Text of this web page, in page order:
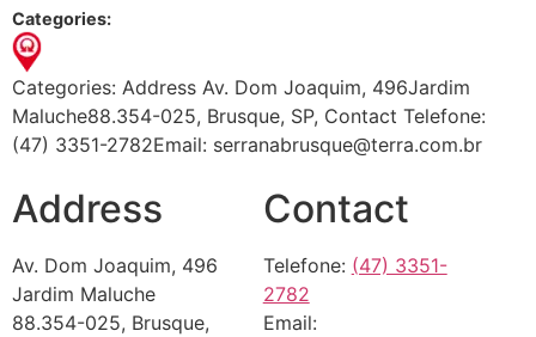
Categories:
Categories: Address Av. Dom Joaquim, 496Jardim
Maluche88.354-025, Brusque, SP, Contact Telefone:
(47) 3351-2782Email: serranabrusque@terra.com.br
Address
Av. Dom Joaquim, 496
Jardim Maluche
88.354-025, Brusque,
Contact
Telefone: (47) 3351-
2782
Email: